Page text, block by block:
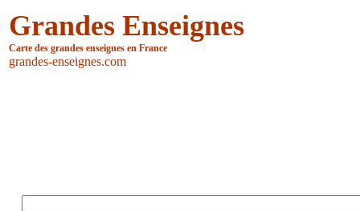
Grandes Enseignes
Carte des grandes enseignes en France
grandes-enseignes.com